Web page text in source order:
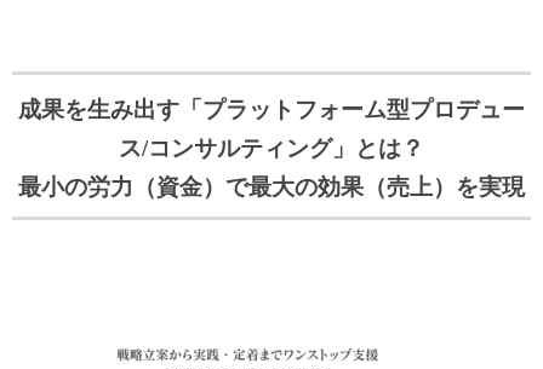
成果を生み出す「プラットフォーム型プロデュー
ス/コンサルティング」とは？
最小の労力（資金）で最大の効果（売上）を実現